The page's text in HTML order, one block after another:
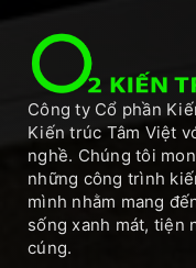
Công ty Cổ phần
Kiến trúc Tâm Việt
nghề. Chúng tôi
những công trình
mình nhằm mang
sống xanh mát, tiện
cúng.